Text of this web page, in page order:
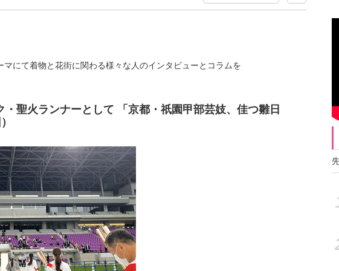
マにて着物と花街に関わる様々な人のインタビューとコラムを
・聖火ランナーとして 「京都・祇園甲部芸妓、佳つ雛日